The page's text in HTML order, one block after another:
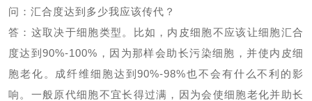
问：汇合度达到多少我应该传代？
答：这取决于细胞类型。比如，内皮细胞不应该让细胞汇合
度达到90%-100% ，因为那样会助长污染细胞，并使内皮细
胞老化。成纤维细胞达到90%-98%也不会有什么不利的影
响。一般原代细胞不宜长得过满，因为会使细胞老化并助长